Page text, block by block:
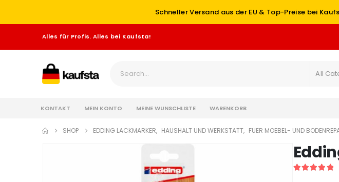
Schneller Versand aus der EU & Top-Preise bei
Alles für Profis. Alles bei Kaufsta!
All
KONTAKT MEIN KONTO MEINE WUNSCHLISTE WARENKORB
SHOP EDDING LACKMARKER, HAUSHALT UND WERKSTATT, FUER MOEBEL- UND